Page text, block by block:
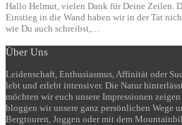
Hallo Helmut, vielen Dank für Deine Zeilen.
Einstieg in die Wand haben wir in der Tat
wie Du auch schreibst,…
Über Uns
Leidenschaft, Enthusiasmus, Affinität oder
lebt und erlebt intensiver. Die Natur
möchten wir euch unsere Impressionen
bloggen wir unsere ganz persönlichen Wege
Bergtouren, Joggen oder mit dem